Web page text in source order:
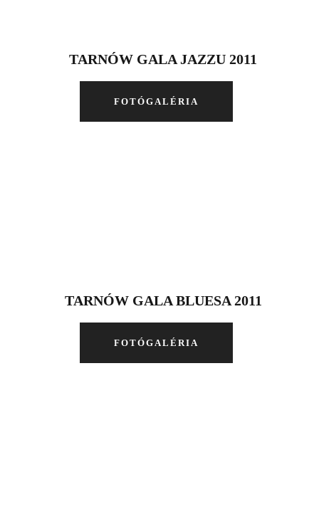
TARNÓW GALA JAZZU 2011
FOTÓGALÉRIA
TARNÓW GALA BLUESA 2011
FOTÓGALÉRIA